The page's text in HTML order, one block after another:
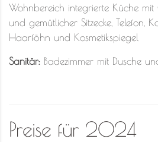
Wohnbereich integrierte Küche mit
und gemütlicher Sitzecke, Telefon,
Haarföhn und Kosmetikspiegel
Sanitär: Badezimmer mit Dusche
Preise für 2024